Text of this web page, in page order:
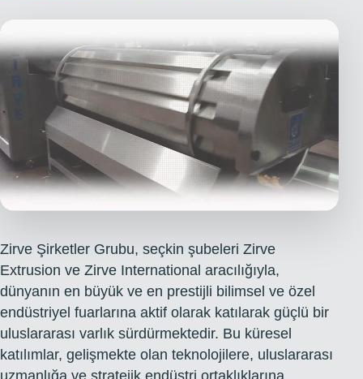
Zirve Şirketler Grubu, seçkin şubeleri Zirve
Extrusion ve Zirve International aracılığıyla,
dünyanın en büyük ve en prestijli bilimsel ve özel
endüstriyel fuarlarına aktif olarak katılarak güçlü bir
uluslararası varlık sürdürmektedir. Bu küresel
katılımlar, gelişmekte olan teknolojilere, uluslararası
uzmanlığa ve stratejik endüstri ortaklıklarına